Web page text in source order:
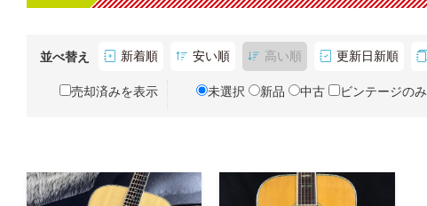
並べ替え 新着順 安い順 高い順 更新日新順
売却済みを表示 未選択 新品 中古 ビンテージのみ